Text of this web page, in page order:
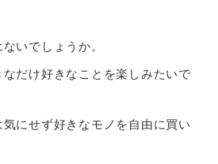
いでしょうか。
だけ好きなことを楽しみたいで
にせず好きなモノを自由に買い